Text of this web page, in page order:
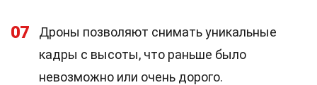
07
Дроны позволяют снимать уникальные
кадры с высоты, что раньше было
невозможно или очень дорого.